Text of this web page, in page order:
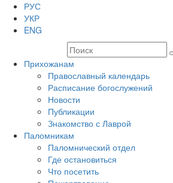
РУС
УКР
ENG
Прихожанам
Православный календарь
Расписание богослужений
Новости
Публикации
Знакомство с Лаврой
Паломникам
Паломнический отдел
Где остановиться
Что посетить